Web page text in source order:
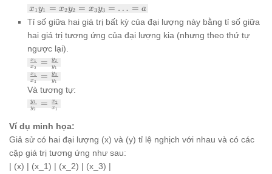
x_1
y_1 =
x_2
y_2 =
x_3
y_3 =
\ldots
= a
x1y1 = x2y2 = x3y3 = … = a
Tỉ số giữa hai giá trị bất kỳ của đại lượng này bằng tỉ số giữa
hai giá trị tương ứng của đại lượng kia (nhưng theo thứ tự
ngược lại).
\frac{x_1}
{x_2} =
\frac{y_2}
{y_1}
x2
x1 = y1
y2
\frac{x_1}
{x_3} =
\frac{y_3}
{y_1}
x3
x1 = y1
y3
Và tương tự:
\frac{y_1}
{y_2} =
\frac{x_2}
{x_1}
y2
y1 = x1
x2
Ví dụ minh họa:
Giả sử có hai đại lượng (x) và (y) tỉ lệ nghịch với nhau và có các
cặp giá trị tương ứng như sau:
| (x) | (x_1) | (x_2) | (x_3) |